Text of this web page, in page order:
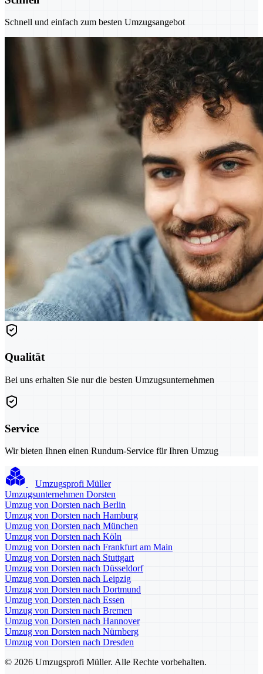
Schnell und einfach zum besten Umzugsangebot
Qualität
Bei uns erhalten Sie nur die besten Umzugsunternehmen
Service
Wir bieten Ihnen einen Rundum-Service für Ihren Umzug
Umzugsprofi Müller
Umzugsunternehmen Dorsten
Umzug von Dorsten nach Berlin
Umzug von Dorsten nach Hamburg
Umzug von Dorsten nach München
Umzug von Dorsten nach Köln
Umzug von Dorsten nach Frankfurt am Main
Umzug von Dorsten nach Stuttgart
Umzug von Dorsten nach Düsseldorf
Umzug von Dorsten nach Leipzig
Umzug von Dorsten nach Dortmund
Umzug von Dorsten nach Essen
Umzug von Dorsten nach Bremen
Umzug von Dorsten nach Hannover
Umzug von Dorsten nach Nürnberg
Umzug von Dorsten nach Dresden
© 2026 Umzugsprofi Müller. Alle Rechte vorbehalten.